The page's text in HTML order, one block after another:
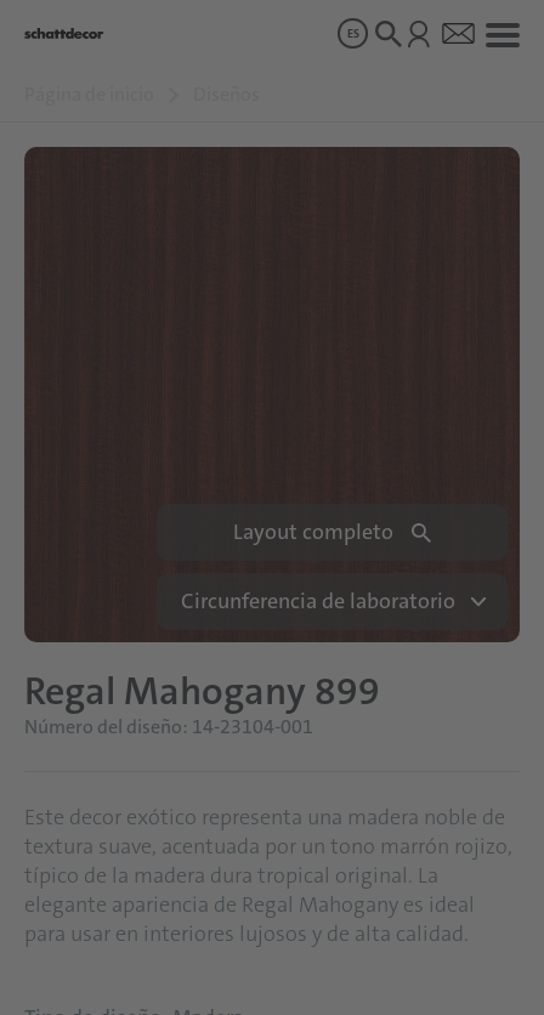
ES
Layout completo
Circunferencia de laboratorio
Regal Mahogany 899
Número del diseño: 14-23104-001
Este decor exótico representa una madera noble de
textura suave, acentuada por un tono marrón rojizo,
típico de la madera dura tropical original. La
elegante apariencia de Regal Mahogany es ideal
para usar en interiores lujosos y de alta calidad.